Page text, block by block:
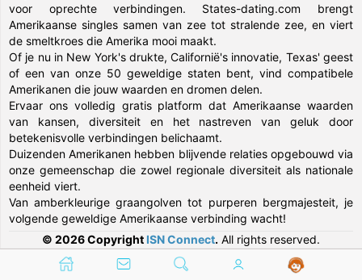
voor oprechte verbindingen. States-dating.com brengt
Amerikaanse singles samen van zee tot stralende zee, en viert
de smeltkroes die Amerika mooi maakt.
Of je nu in New York's drukte, Californië's innovatie, Texas' geest
of een van onze 50 geweldige staten bent, vind compatibele
Amerikanen die jouw waarden en dromen delen.
Ervaar ons volledig gratis platform dat Amerikaanse waarden
van kansen, diversiteit en het nastreven van geluk door
betekenisvolle verbindingen belichaamt.
Duizenden Amerikanen hebben blijvende relaties opgebouwd via
onze gemeenschap die zowel regionale diversiteit als nationale
eenheid viert.
Van amberkleurige graangolven tot purperen bergmajesteit, je
volgende geweldige Amerikaanse verbinding wacht!
© 2026 Copyright ISN Connect. All rights reserved.